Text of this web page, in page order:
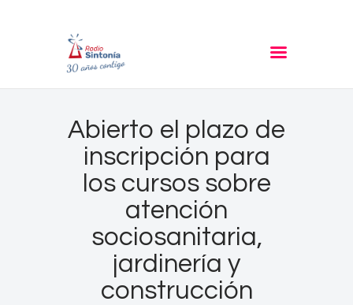
Abierto el plazo de
inscripción para
los cursos sobre
atención
sociosanitaria,
jardinería y
construcción
RADIO SINTONIA
Informativos
Entrevistas
Noticias
PROGRAMACIÓN
Nuestra Historia
Contacto